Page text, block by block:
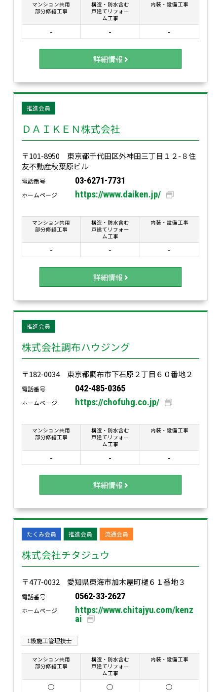
マンション共用
部分修繕工事
構造・防水含む
戸建てリフォー
ム工事
内装・設備工事
- - -
詳細情報
ＤＡＩＫＥＮ株式会社
推進会員
〒101-8950 東京都千代田区外神田三丁目１２-８住
友不動産秋葉原ビル
電話番号 03-6271-7731
ホームページ https://www.daiken.jp/
マンション共用
部分修繕工事
構造・防水含む
戸建てリフォー
ム工事
内装・設備工事
- - -
詳細情報
株式会社調布ハウジング
推進会員
〒182-0034 東京都調布市下石原２丁目６０番地２
電話番号 042-485-0365
ホームページ https://chofuhg.co.jp/
マンション共用
部分修繕工事
構造・防水含む
戸建てリフォー
ム工事
内装・設備工事
- - -
詳細情報
株式会社チタジュウ
たくみ会員 推進会員 流通会員
〒477-0032 愛知県東海市加木屋町樋６１番地３
電話番号 0562-33-2627
ホームページ
https://www.chitajyu.com/kenz
ai
1級施工管理技士
マンション共用
部分修繕工事
構造・防水含む
戸建てリフォー
ム工事
内装・設備工事
○ ○ ○